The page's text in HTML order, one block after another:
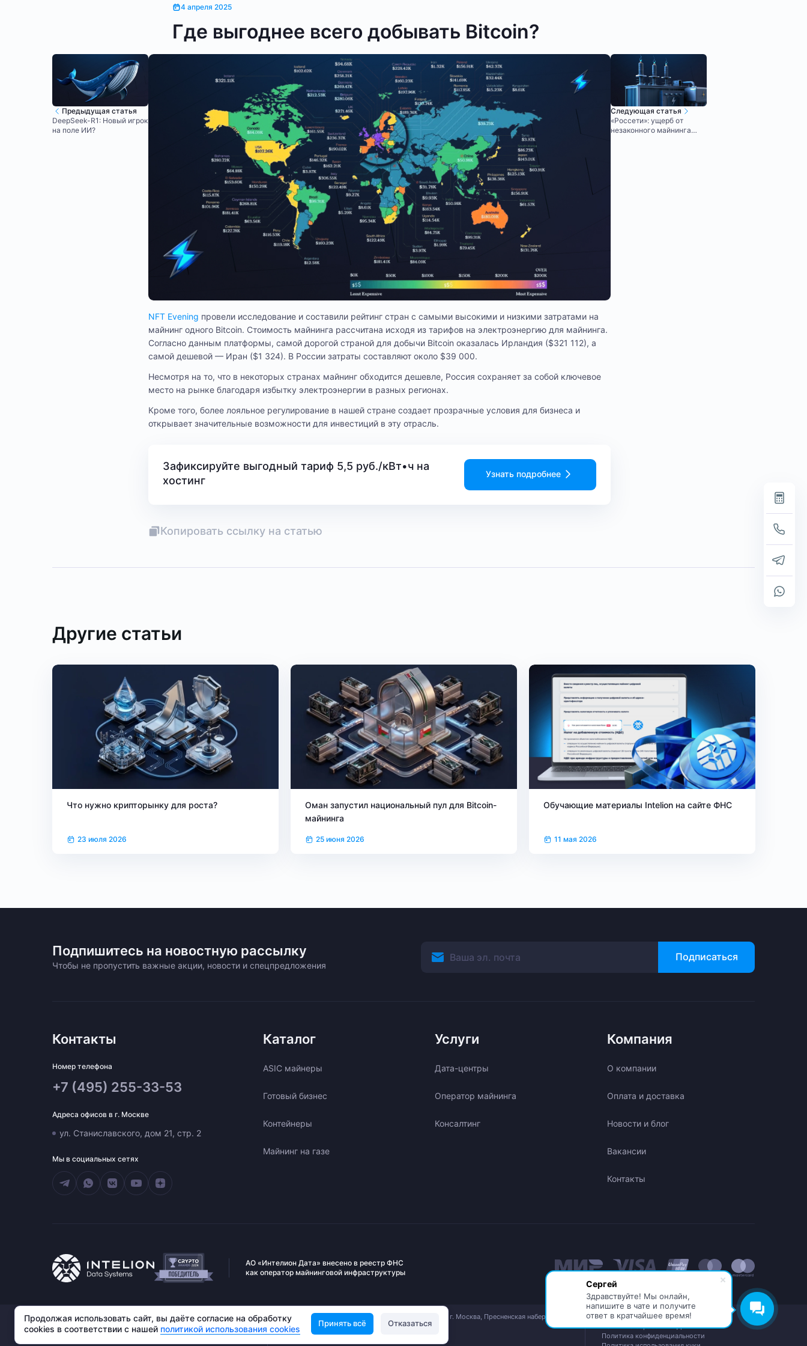
Сергей
Здравствуйте! Мы онлайн,
напишите в чате и получите
ответ в кратчайшее время!
4 апреля 2025
Где выгоднее всего добывать Bitcoin?
Предыдущая статья
DeepSeek-R1: Новый игрок
на поле ИИ?
NFT Evening провели исследование и составили рейтинг стран с самыми высокими и низкими затратами на
майнинг одного Bitcoin. Стоимость майнинга рассчитана исходя из тарифов на электроэнергию для майнинга.
Согласно данным платформы, самой дорогой страной для добычи Bitcoin оказалась Ирландия ($321 112), а
самой дешевой — Иран ($1 324). В России затраты составляют около $39 000.
Несмотря на то, что в некоторых странах майнинг обходится дешевле, Россия сохраняет за собой ключевое
место на рынке благодаря избытку электроэнергии в разных регионах.
Кроме того, более лояльное регулирование в нашей стране создает прозрачные условия для бизнеса и
открывает значительные возможности для инвестиций в эту отрасль.
Зафиксируйте выгодный тариф 5,5 руб./кВт•ч на
хостинг
Узнать подробнее
Копировать ссылку на статью
Следующая статья
«Россети»: ущерб от
незаконного майнинга
Другие статьи
Что нужно крипторынку для роста?
23 июля 2026
Оман запустил национальный пул для Bitcoin-
майнинга
25 июня 2026
Обучающие материалы Intelion на сайте ФНС
11 мая 2026
Продолжая использовать сайт, вы даёте согласие на обработку
cookies в соответствии с нашей политикой использования cookies
Принять всё Отказаться
Подпишитесь на новостную рассылку
Чтобы не пропустить важные акции, новости и спецпредложения
Подписаться
Контакты
Номер телефона
+7 (495) 255-33-53
Адреса офисов в г. Москве
ул. Станиславского, дом 21, стр. 2
Мы в социальных сетях
Каталог
ASIC майнеры
Готовый бизнес
Контейнеры
Майнинг на газе
Услуги
Дата-центры
Оператор майнинга
Консалтинг
Компания
О компании
Оплата и доставка
Новости и блог
Вакансии
Контакты
АО «Интелион Дата» внесено в реестр ФНС
как оператор майнинговой инфраструктуры
АО «Интелион Дата». 109004, г. Москва, ул. Станиславского,
д. 21, стр. 2. ИНН: 9725175237, ОГРН: 1247700814020
АО «Вычислительные Системы Интелион». 123112, г. Москва, Пресненская набережная,
д. 12 ИНН: 9703167730, ОГРН: 1237700947307
© АО «ИНТЕЛИОН ДАТА» 2026
Политика обработки ПДн
Политика конфиденциальности